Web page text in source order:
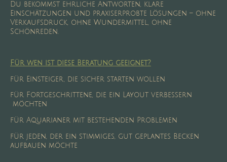
Du bekommst ehrliche Antworten, klare
Einschätzungen und praxiserprobte Lösungen – ohne
Verkaufsdruck, ohne Wundermittel, ohne
Schönreden.
Für wen ist diese Beratung geeignet?
für Einsteiger, die sicher starten wollen
für Fortgeschrittene, die ein Layout verbessern
möchten
für Aquarianer mit bestehenden Problemen
für jeden, der ein stimmiges, gut geplantes Becken
aufbauen möchte